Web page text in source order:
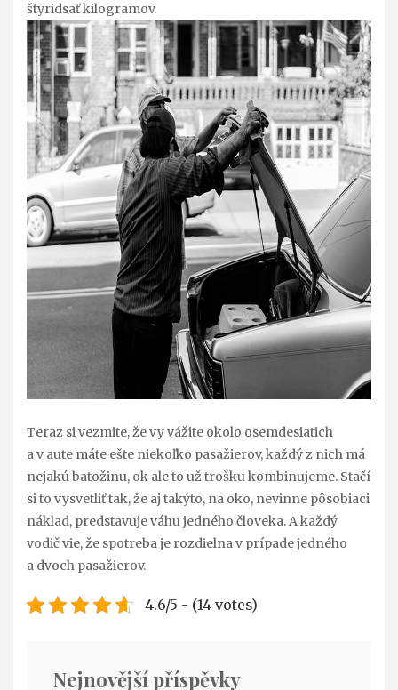
štyridsať kilogramov.
Teraz si vezmite, že vy vážite okolo osemdesiatich
a v aute máte ešte niekoľko pasažierov, každý z nich má
nejakú batožinu, ok ale to už trošku kombinujeme. Stačí
si to vysvetliť tak, že aj takýto, na oko, nevinne pôsobiaci
náklad, predstavuje váhu jedného človeka. A každý
vodič vie, že spotreba je rozdielna v prípade jedného
a dvoch pasažierov.
4.6/5 - (14 votes)
Nejnovější příspěvky